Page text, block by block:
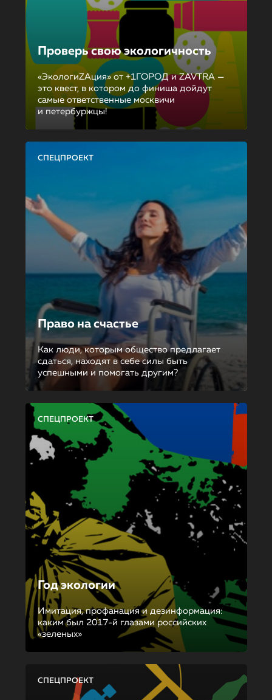
Проверь свою экологичность
«ЭкологиZAция» от +1ГОРОД и ZAVTRA —
это квест, в котором до финиша дойдут
самые ответственные москвичи
и петербуржцы!
СПЕЦПРОЕКТ
Право на счастье
Как люди, которым общество предлагает
сдаться, находят в себе силы быть
успешными и помогать другим?
СПЕЦПРОЕКТ
Год экологии
Имитация, профанация и дезинформация:
каким был 2017-й глазами российских
«зеленых»
СПЕЦПРОЕКТ